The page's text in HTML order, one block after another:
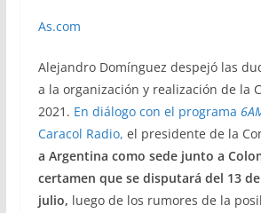
As.com
Alejandro Domínguez despejó las
a la organización y realización de la
2021. En diálogo con el programa
Caracol Radio, el presidente de la
a Argentina como sede junto a
certamen que se disputará del 13
julio, luego de los rumores de la